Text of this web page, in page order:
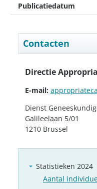
Statistieken 2024
Aantal
Publicatiedatum
Contacten
Directie
E-mail:
Dienst
Galileelaan 5/01
1210 Brussel